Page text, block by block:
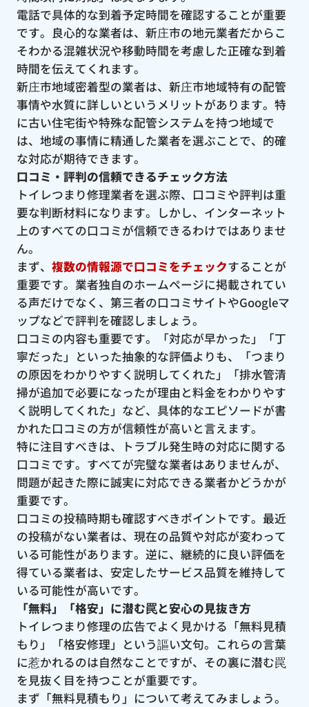
電話で具体的な到着予定時間を確認することが重要
です。良心的な業者は、新庄市の地元業者だからこ
そわかる混雑状況や移動時間を考慮した正確な到着
時間を伝えてくれます。
新庄市地域密着型の業者は、新庄市地域特有の配管
事情や水質に詳しいというメリットがあります。特
に古い住宅街や特殊な配管システムを持つ地域で
は、地域の事情に精通した業者を選ぶことで、的確
な対応が期待できます。
口コミ・評判の信頼できるチェック方法
トイレつまり修理業者を選ぶ際、口コミや評判は重
要な判断材料になります。しかし、インターネット
上のすべての口コミが信頼できるわけではありませ
ん。
まず、 複数の情報源で口コミをチェックすることが
重要です。業者独自のホームページに掲載されてい
る声だけでなく、第三者の口コミサイトやGoogleマ
ップなどで評判を確認しましょう。
口コミの内容も重要です。「対応が早かった」「丁
寧だった」といった抽象的な評価よりも、「つまり
の原因をわかりやすく説明してくれた」「排水管清
掃が追加で必要になったが理由と料金をわかりやす
く説明してくれた」など、具体的なエピソードが書
かれた口コミの方が信頼性が高いと言えます。
特に注目すべきは、トラブル発生時の対応に関する
口コミです。すべてが完璧な業者はありませんが、
問題が起きた際に誠実に対応できる業者かどうかが
重要です。
口コミの投稿時期も確認すべきポイントです。最近
の投稿がない業者は、現在の品質や対応が変わって
いる可能性があります。逆に、継続的に良い評価を
得ている業者は、安定したサービス品質を維持して
いる可能性が高いです。
「無料」「格安」に潜む罠と安心の見抜き方
トイレつまり修理の広告でよく見かける「無料見積
もり」「格安修理」という謳い文句。これらの言葉
に惹かれるのは自然なことですが、その裏に潜む罠
を見抜く目を持つことが重要です。
まず「無料見積もり」について考えてみましょう。